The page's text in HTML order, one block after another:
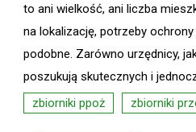
to ani wielkość, ani liczba
na lokalizację, potrzeby
podobne. Zarówno urzędnicy,
poszukują skutecznych i
zbiorniki ppoż
zbiorniki